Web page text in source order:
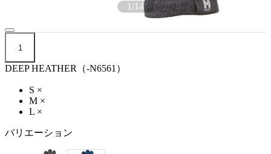
1/14
1
DEEP HEATHER（-N6561）
S ×
M ×
L ×
バリエーション